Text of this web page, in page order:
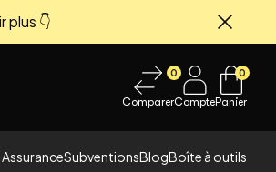
plus 👇
0
ComparerCompte
0
Panier
AssuranceSubventionsBlogBoîte à outils